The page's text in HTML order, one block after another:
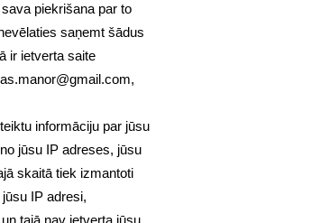
piekrišana par to
saņemt šādus
ir ietverta saite
,
informāciju par jūsu
jūsu IP adreses, jūsu
skaitā tiek izmantoti
IP adresi,
tajā nav ietverta jūsu